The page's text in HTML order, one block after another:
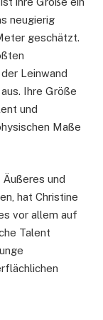
neugierig
geschätzt.
Leinwand
Ihre Größe
und
Maße
und
hat Christine
vor allem auf
Talent